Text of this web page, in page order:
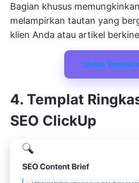
Bagian khusus
melampirkan tautan yang
klien Anda atau artikel
Unduh Templat
4. Templat
SEO ClickUp